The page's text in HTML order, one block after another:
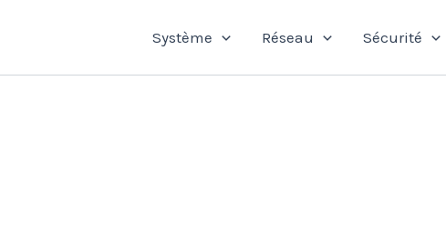
Système Réseau Sécurité